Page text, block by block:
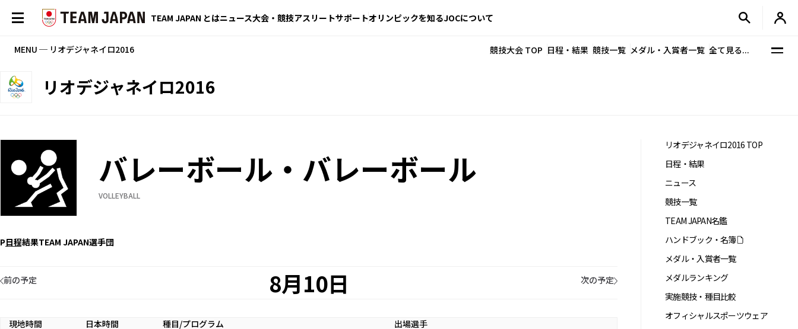
TEAM JAPAN とはニュース大会・競技アスリートサポートオリンピックを知るJOCについて
MENU ─ リオデジャネイロ2016 競技大会 TOP 日程・結果 競技一覧 メダル・入賞者一覧 全て見る...
リオデジャネイロ2016
バレーボール・バレーボール
VOLLEYBALL
日程結果TEAM JAPAN選手団
8月10日
前の予定 次の予定
現地時間 日本時間 種目/プログラム
出場選手
リオデジャネイロ2016 TOP
日程・結果
ニュース
競技一覧
TEAM JAPAN名鑑
ハンドブック・名簿
メダル・入賞者一覧
メダルランキング
実施競技・種目比較
オフィシャルスポーツウェア